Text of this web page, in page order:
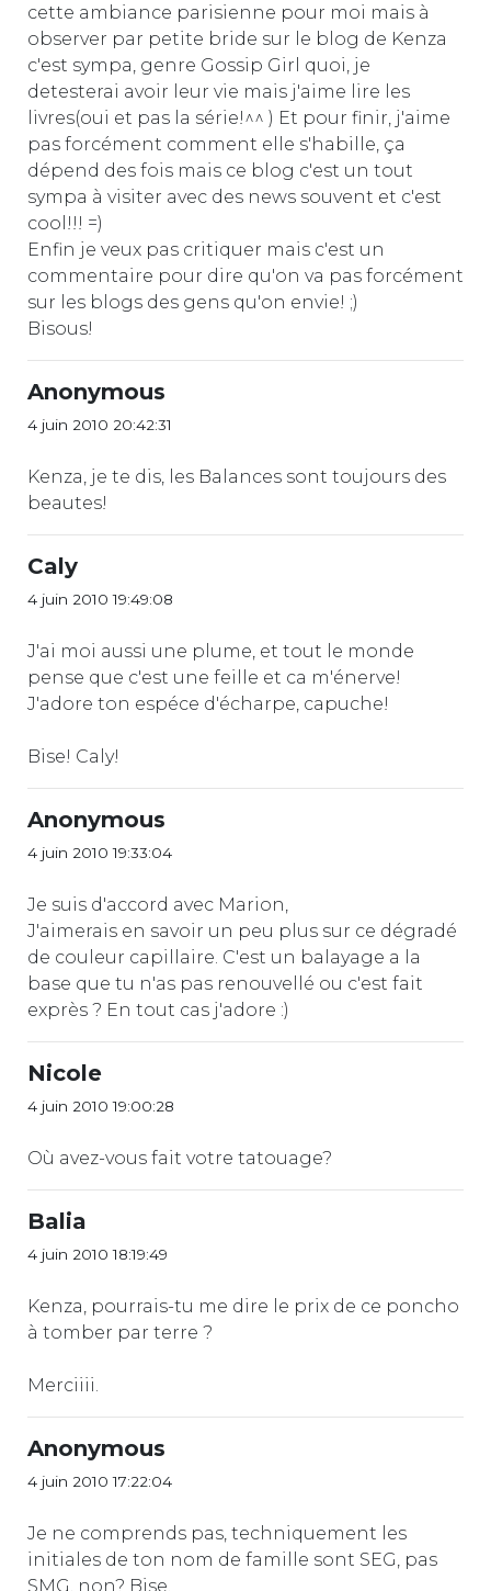
cette ambiance parisienne pour moi mais à
observer par petite bride sur le blog de Kenza
c'est sympa, genre Gossip Girl quoi, je
detesterai avoir leur vie mais j'aime lire les
livres(oui et pas la série!^^ ) Et pour finir, j'aime
pas forcément comment elle s'habille, ça
dépend des fois mais ce blog c'est un tout
sympa à visiter avec des news souvent et c'est
cool!!! =)
Enfin je veux pas critiquer mais c'est un
commentaire pour dire qu'on va pas forcément
sur les blogs des gens qu'on envie! ;)
Bisous!
Anonymous
4 juin 2010 20:42:31
Kenza, je te dis, les Balances sont toujours des
beautes!
Caly
4 juin 2010 19:49:08
J'ai moi aussi une plume, et tout le monde
pense que c'est une feille et ca m'énerve!
J'adore ton espéce d'écharpe, capuche!
Bise! Caly!
Anonymous
4 juin 2010 19:33:04
Je suis d'accord avec Marion,
J'aimerais en savoir un peu plus sur ce dégradé
de couleur capillaire. C'est un balayage a la
base que tu n'as pas renouvellé ou c'est fait
exprès ? En tout cas j'adore :)
Nicole
4 juin 2010 19:00:28
Où avez-vous fait votre tatouage?
Balia
4 juin 2010 18:19:49
Kenza, pourrais-tu me dire le prix de ce poncho
à tomber par terre ?
Merciiii.
Anonymous
4 juin 2010 17:22:04
Je ne comprends pas, techniquement les
initiales de ton nom de famille sont SEG, pas
SMG, non? Bise.